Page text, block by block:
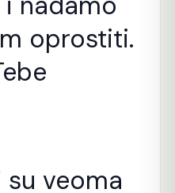
oprostiti.
veoma